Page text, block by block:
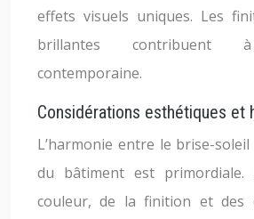
effets visuels uniques. Les
brillantes contribuent à
contemporaine.
Considérations esthétiques et
L’harmonie entre le brise-
du bâtiment est
couleur, de la finition et des